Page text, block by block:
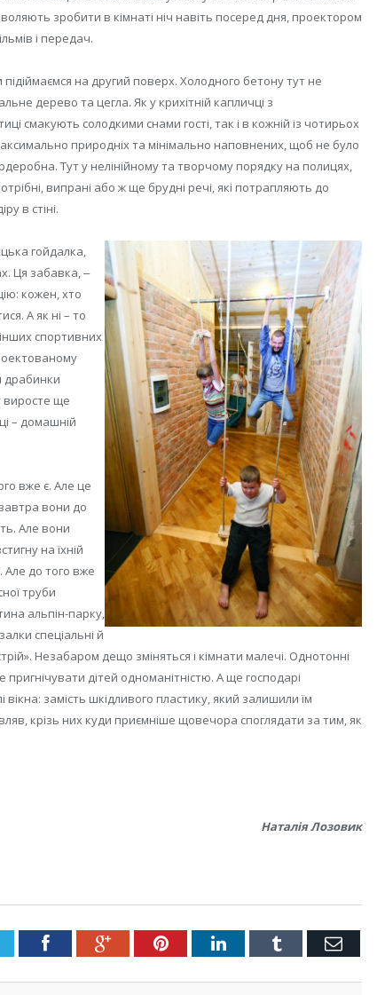
зробити в кімнаті ніч навіть посеред дня, проектором
і передач.
на другий поверх. Холодного бетону тут не
дерево та цегла. Як у крихітній капличці з
смакують солодкими снами гості, так і в кожній із чотирьох
природніх та мінімально наповнених, щоб не було
Тут у нелінійному та творчому порядку на полицях,
випрані або ж ще брудні речі, які потрапляють до
в стіні.
гойдалка,
Ця забавка, ‒
кожен, хто
А як ні – то
спортивних
драбинки
виросте ще
– домашній
вже є. Але це
вони до
Але вони
на їхній
Але до того вже
труби
альпін-парку,
спеціальні й
Незабаром дещо зміняться і кімнати малечі. Однотонні
дітей одноманітністю. А ще господарі
замість шкідливого пластику, який залишили їм
крізь них куди приємніше щовечора споглядати за тим, як
Наталія Лозовик
FacebookGoogle+PinterestLinkedInTumblr Email